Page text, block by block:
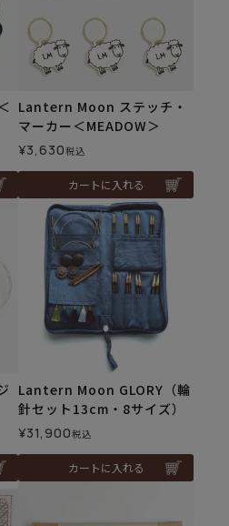
Lantern Moon ステッチ・
マーカー＜MEADOW＞
¥3,630税込
カートに入れる
Lantern Moon GLORY（輪
針セット13cm・8サイズ）
¥31,900税込
カートに入れる